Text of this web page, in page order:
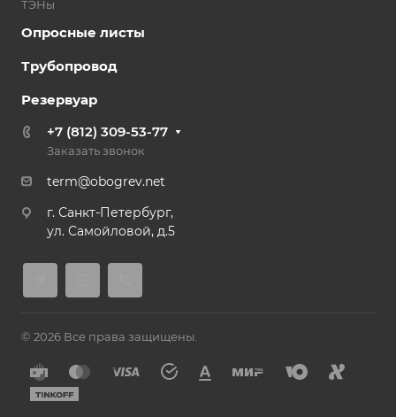
ТЭНы
Опросные листы
Трубопровод
Резервуар
+7 (812) 309-53-77
Заказать звонок
term@obogrev.net
г. Санкт-Петербург,
ул. Самойловой, д.5
© 2026 Все права защищены.